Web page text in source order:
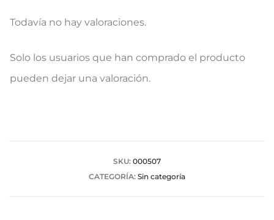
V
a
Todavía no hay valoraciones.
Solo los usuarios que han comprado el producto
pueden dejar una valoración.
SKU: 000507
CATEGORÍA: Sin categoría